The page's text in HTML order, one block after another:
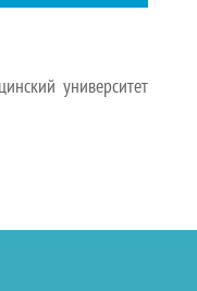
университет